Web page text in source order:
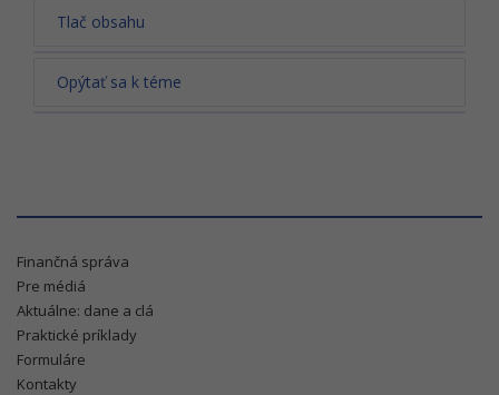
Tlač obsahu
Opýtať sa k téme
Finančná správa
Pre médiá
Aktuálne: dane a clá
Praktické príklady
Formuláre
Kontakty